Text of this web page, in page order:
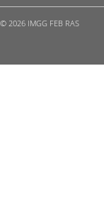
© 2026 IMGG FEB RAS